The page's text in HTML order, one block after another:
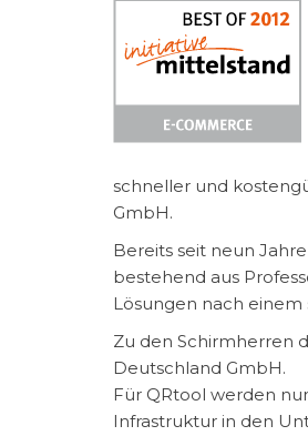
schneller und
GmbH.
Bereits seit neun
bestehend aus
Lösungen nach
Zu den Schirmherren
Deutschland GmbH.
Für QRtool werden
Infrastruktur in den